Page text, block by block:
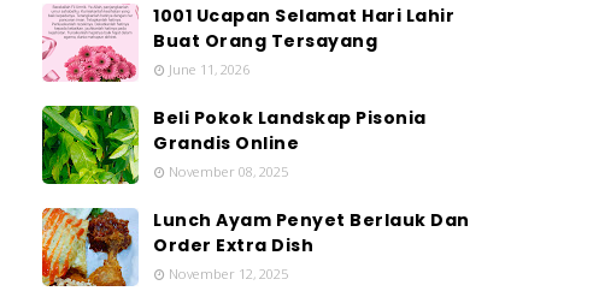
1001 Ucapan Selamat Hari Lahir
Buat Orang Tersayang
June 11, 2026
Beli Pokok Landskap Pisonia
Grandis Online
November 08, 2025
Lunch Ayam Penyet Berlauk Dan
Order Extra Dish
November 12, 2025